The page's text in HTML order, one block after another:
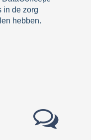
in de zorg
hebben.